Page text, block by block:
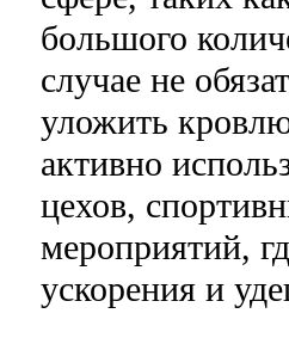
большого
случае не
уложить
активно
цехов,
мероприятий,
ускорения и